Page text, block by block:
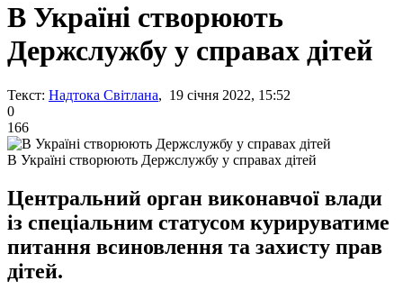
В Україні створюють
Держслужбу у справах дітей
Текст: Надтока Світлана, 19 січня 2022, 15:52
0
166
В Україні створюють Держслужбу у справах дітей
Центральний орган виконавчої влади
із спеціальним статусом курируватиме
питання всиновлення та захисту прав
дітей.